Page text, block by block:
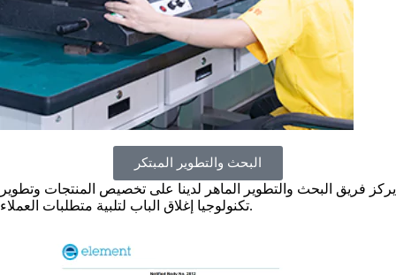
البحث والتطوير المبتكر
يركز فريق البحث والتطوير الماهر لدينا على تخصيص المنتجات وتطوير
تكنولوجيا إغلاق الباب لتلبية متطلبات العملاء.